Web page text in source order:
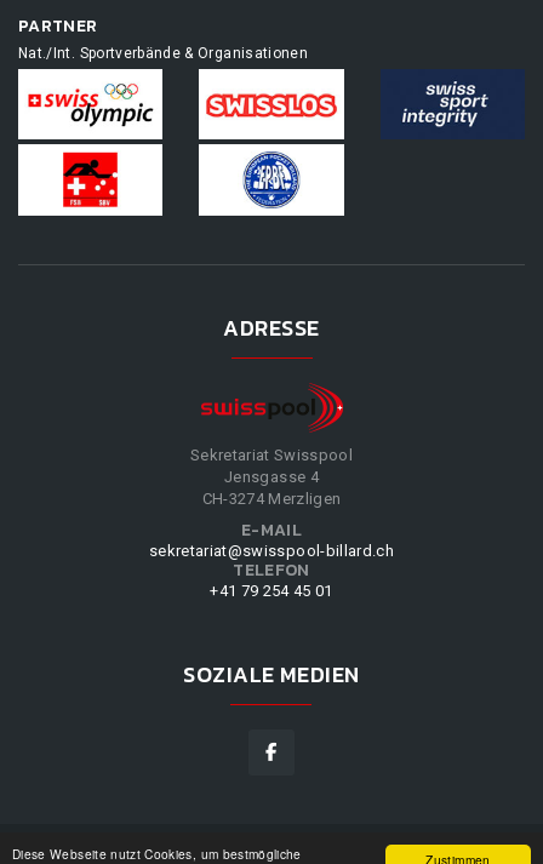
Zustimmen
Diese Webseite nutzt Cookies, um bestmögliche
PARTNER
Nat./Int. Sportverbände & Organisationen
ADRESSE
Sekretariat Swisspool
Jensgasse 4
CH-3274 Merzligen
E-MAIL
sekretariat@swisspool-billard.ch
TELEFON
+41 79 254 45 01
SOZIALE MEDIEN
SWISSPOOL©2026|DESIGN BY UNSERE